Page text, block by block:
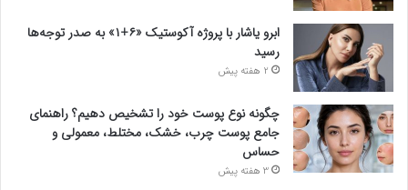
ابرو یاشار با پروژه آکوستیک «۶+۱» به صدر توجه‌ها
رسید
2 هفته پیش
چگونه نوع پوست خود را تشخیص دهیم؟ راهنمای
جامع پوست چرب، خشک، مختلط، معمولی و
حساس
3 هفته پیش